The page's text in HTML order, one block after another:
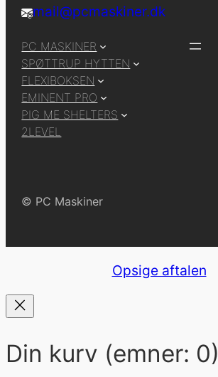
mail@pcmaskiner.dk
PC MASKINER
SPØTTRUP HYTTEN
FLEXIBOKSEN
EMINENT PRO
PIG ME SHELTERS
2LEVEL
© PC Maskiner
Opsige aftalen
Din kurv (emner: 0)